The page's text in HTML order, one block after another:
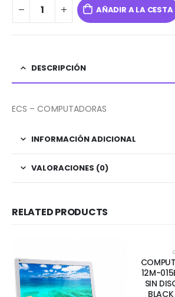
AÑADIR A LA CESTA
DESCRIPCIÓN
ECS – COMPUTADORAS
INFORMACIÓN ADICIONAL
VALORACIONES (0)
RELATED PRODUCTS
12M-
SIN